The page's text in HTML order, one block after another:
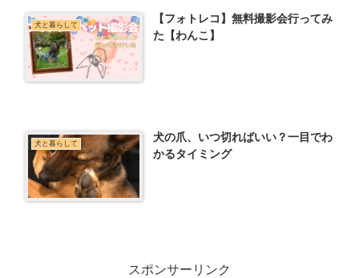
犬と暮らして
【フォトレコ】無料撮影会行ってみ
た【わんこ】
犬と暮らして
犬の爪、いつ切ればいい？一目でわ
かるタイミング
スポンサーリンク